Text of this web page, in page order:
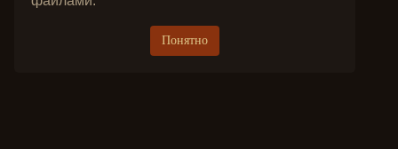
Понятно